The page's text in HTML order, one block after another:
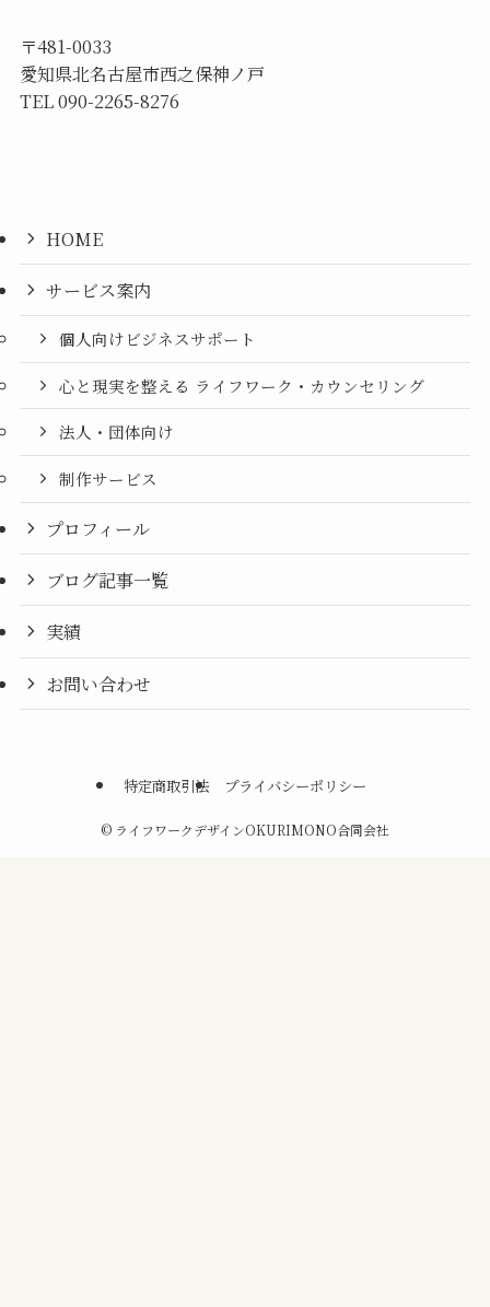
〒481-0033
愛知県北名古屋市西之保神ノ戸
TEL 090-2265-8276
HOME
サービス案内
個人向けビジネスサポート
心と現実を整える ライフワーク・カウンセリング
法人・団体向け
制作サービス
プロフィール
ブログ記事一覧
実績
お問い合わせ
特定商取引法 プライバシーポリシー
© ライフワークデザインOKURIMONO合同会社